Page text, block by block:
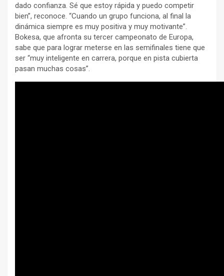
dado confianza. Sé que estoy rápida y puedo competir
bien”, reconoce. “Cuando un grupo funciona, al final la
dinámica siempre es muy positiva y muy motivante”.
Bokesa, que afronta su tercer campeonato de Europa,
sabe que para lograr meterse en las semifinales tiene que
ser “muy inteligente en carrera, porque en pista cubierta
pasan muchas cosas”.